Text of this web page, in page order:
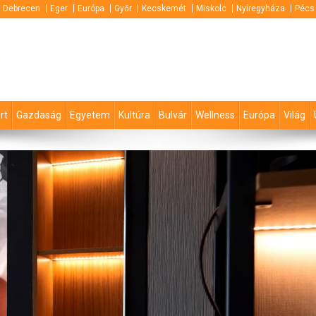
Debrecen Eger Európa Győr Kecskemét Miskolc Nyíregyháza Pécs
Gazdaság Egyetem Kultúra Bulvár Wellness Európa Világ